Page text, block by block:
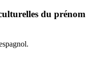
du prénom